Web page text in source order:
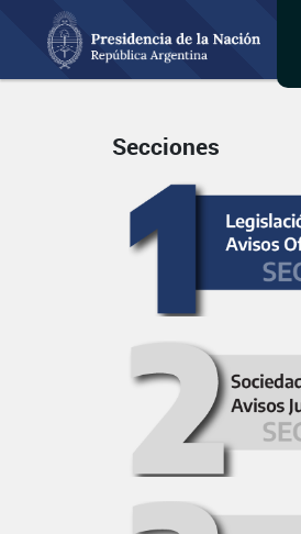
Secciones